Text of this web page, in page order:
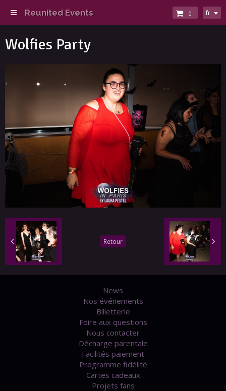
Reunited Events 0 fr
Wolfies Party
Retour
News
Nos événements
Billetterie
Foire aux questions
Nous contacter
Décharge parentale
Facilités paiement
Programme fidélité
Cartes cadeaux
Projets fans